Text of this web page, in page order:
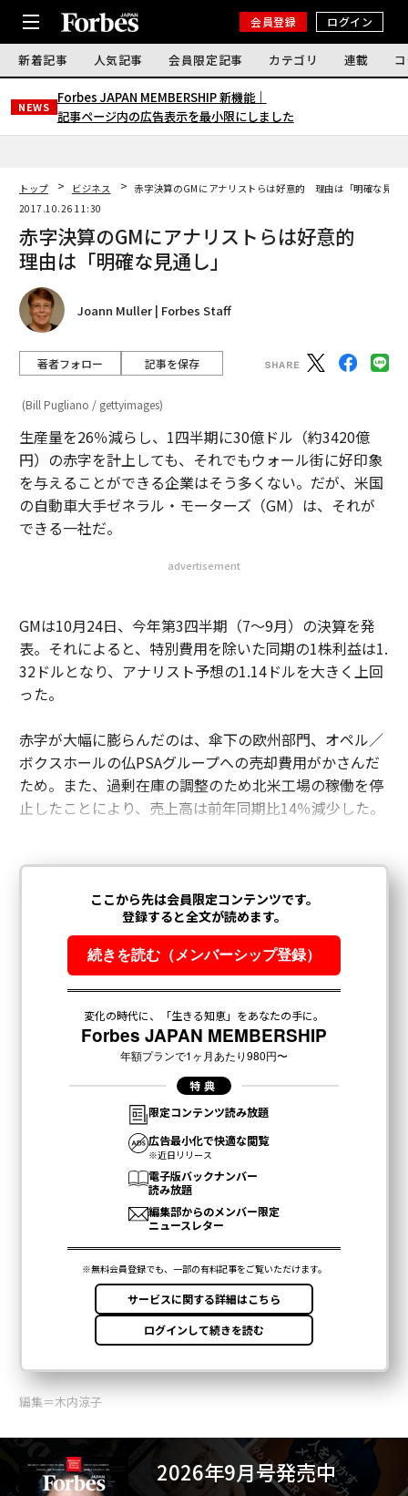
会員登録 ログイン
新着記事 人気記事 会員限定記事 カテゴリ 連載
NEWS
Forbes JAPAN MEMBERSHIP 新機能｜
記事ページ内の広告表示を最小限にしました
トップ ビジネス
赤字決算のGMにアナリストらは好意的 理由は「明確な見通
2017.10.26 11:30
赤字決算のGMにアナリストらは好意的
理由は「明確な見通し」
Joann Muller | Forbes Staff
著者フォロー 記事を保存
(Bill Pugliano / gettyimages)
生産量を26％減らし、1四半期に30億ドル（約3420億
円）の赤字を計上しても、それでもウォール街に好印象
を与えることができる企業はそう多くない。だが、米国
の自動車大手ゼネラル・モーターズ（GM）は、それが
できる一社だ。
advertisement
GMは10月24日、今年第3四半期（7～9月）の決算を発
表。それによると、特別費用を除いた同期の1株利益は1.
32ドルとなり、アナリスト予想の1.14ドルを大きく上回
った。
赤字が大幅に膨らんだのは、傘下の欧州部門、オペル／
ボクスホールの仏PSAグループへの売却費用がかさんだ
ため。また、過剰在庫の調整のため北米工場の稼働を停
止したことにより、売上高は前年同期比14％減少した。
編集＝木内涼子
2026年9月号発売中